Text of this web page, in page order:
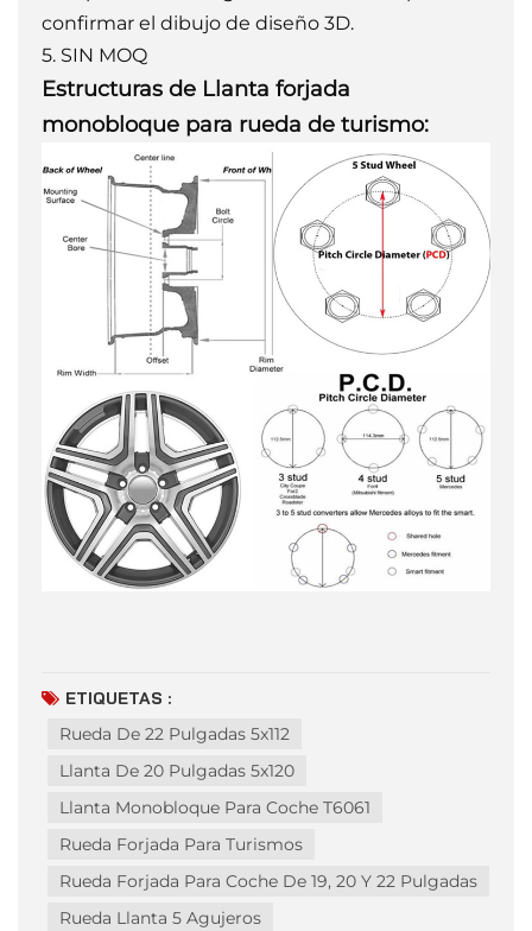
confirmar el dibujo de diseño 3D.
5. SIN MOQ
Estructuras de Llanta forjada
monobloque para rueda de turismo:
ETIQUETAS :
Rueda De 22 Pulgadas 5x112
Llanta De 20 Pulgadas 5x120
Llanta Monobloque Para Coche T6061
Rueda Forjada Para Turismos
Rueda Forjada Para Coche De 19, 20 Y 22 Pulgadas
Rueda Llanta 5 Agujeros